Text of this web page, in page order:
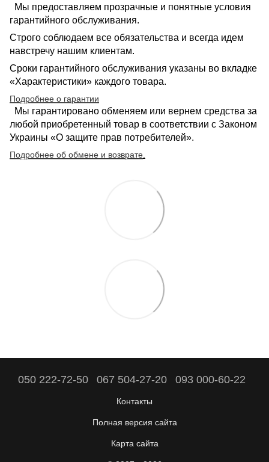
Мы предоставляем прозрачные и понятные условия
гарантийного обслуживания.
Строго соблюдаем все обязательства и всегда идем
навстречу нашим клиентам.
Сроки гарантийного обслуживания указаны во вкладке
«Характеристики» каждого товара.
Подробнее о гарантии
Мы гарантировано обменяем или вернем средства за
любой приобретенный товар в соответствии с Законом
Украины «О защите прав потребителей».
Подробнее об обмене и возврате
050 222-72-50 067 504-27-20 093 000-60-22
Контакты
Полная версия сайта
Карта сайта